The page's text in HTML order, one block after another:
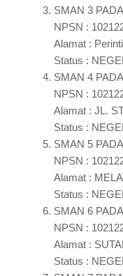
SMAN 3
NPSN :
Alamat :
Status :
SMAN 4
NPSN :
Alamat : JL.
Status :
SMAN 5
NPSN :
Alamat :
Status :
SMAN 6
NPSN :
Alamat :
Status :